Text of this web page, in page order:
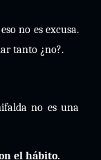
no es excusa.
tanto ¿no?.
no es una
el hábito.